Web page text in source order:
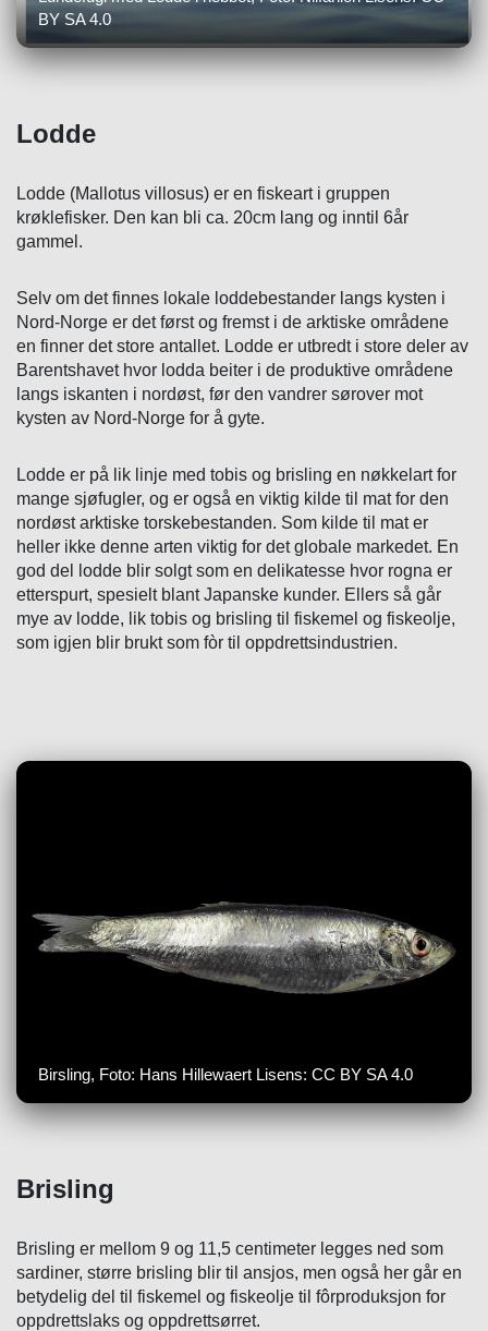
BY SA 4.0
Lodde
Lodde (Mallotus villosus) er en fiskeart i gruppen
krøklefisker. Den kan bli ca. 20cm lang og inntil 6år
gammel.
Selv om det finnes lokale loddebestander langs kysten i
Nord-Norge er det først og fremst i de arktiske områdene
en finner det store antallet. Lodde er utbredt i store deler av
Barentshavet hvor lodda beiter i de produktive områdene
langs iskanten i nordøst, før den vandrer sørover mot
kysten av Nord-Norge for å gyte.
Lodde er på lik linje med tobis og brisling en nøkkelart for
mange sjøfugler, og er også en viktig kilde til mat for den
nordøst arktiske torskebestanden. Som kilde til mat er
heller ikke denne arten viktig for det globale markedet. En
god del lodde blir solgt som en delikatesse hvor rogna er
etterspurt, spesielt blant Japanske kunder. Ellers så går
mye av lodde, lik tobis og brisling til fiskemel og fiskeolje,
som igjen blir brukt som fòr til oppdrettsindustrien.
Birsling, Foto: Hans Hillewaert Lisens: CC BY SA 4.0
Brisling
Brisling er mellom 9 og 11,5 centimeter legges ned som
sardiner, større brisling blir til ansjos, men også her går en
betydelig del til fiskemel og fiskeolje til fôrproduksjon for
oppdrettslaks og oppdrettsørret.